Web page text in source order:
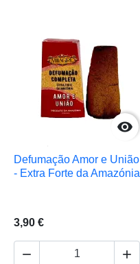

Defumação Amor e União
- Extra Forte da Amazónia
3,90 €
 